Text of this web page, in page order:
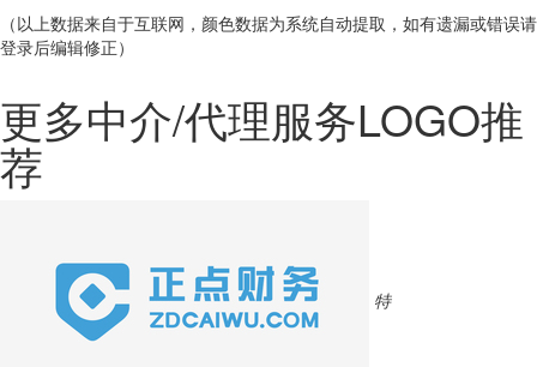
（以上数据来自于互联网，颜色数据为系统自动提取，如有遗漏或错误请
登录后编辑修正）
更多中介/代理服务LOGO推
荐
特